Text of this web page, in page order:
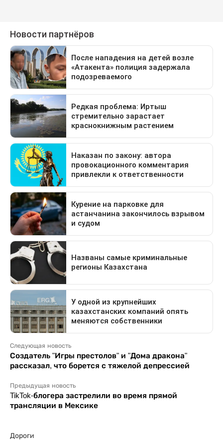
Следующая новость
Создатель "Игры престолов" и "Дома дракона"
рассказал, что борется с тяжелой депрессией
Предыдущая новость
TikTok-блогера застрелили во время прямой
трансляции в Мексике
Дороги